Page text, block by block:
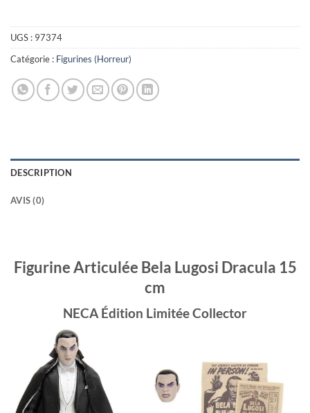
UGS : 97374
Catégorie : Figurines (Horreur)
DESCRIPTION
AVIS (0)
Figurine Articulée Bela Lugosi Dracula 15
cm
NECA Édition Limitée Collector